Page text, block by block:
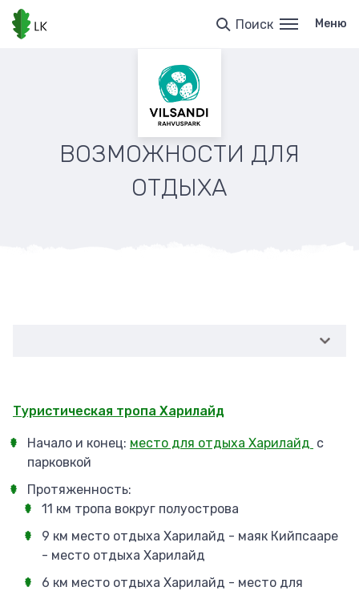
Перейти
основному
Поиск Меню
ВОЗМОЖНОСТИ ДЛЯ
ОТДЫХА
Туристическая тропа Харилайд
Начало и конец: место для отдыха Харилайд с
парковкой
Протяженность:
11 км тропа вокруг полуострова
9 км место отдыха Харилайд - маяк Кийпсааре
- место отдыха Харилайд
6 км место отдыха Харилайд - место для